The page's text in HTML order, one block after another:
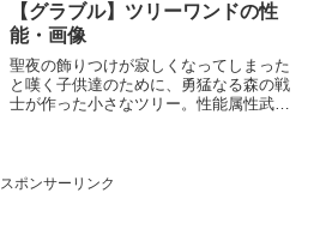
トキリング敵に火属性5.0倍ダメージ〔減
衰値1...
【グラブル】ツリーワンドの性
能・画像
聖夜の飾りつけが寂しくなってしまった
と嘆く子供達のために、勇猛なる森の戦
士が作った小さなツリー。性能属性武器
メージ〕...
スポンサーリンク